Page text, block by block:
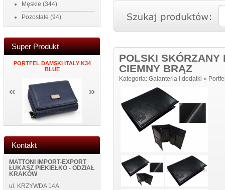
Męskie (344)
Pozostałe (94)
Super Produkt
PORTFEL DAMSKI ITALY K34
BLUE
ZEGAR NAKLEJANY NA
ŚCIANĘ NEW 5013 BLACK
MĘSKI
« »
Kontakt
MATTONI IMPORT-EXPORT
ŁUKASZ PIEKIEŁKO - ODZIAŁ
KRAKÓW
ul. KRZYWDA 14A
POLSKI SKÓRZANY
CIEMNY BRĄZ
Kategoria: Galanteria i dodatki »